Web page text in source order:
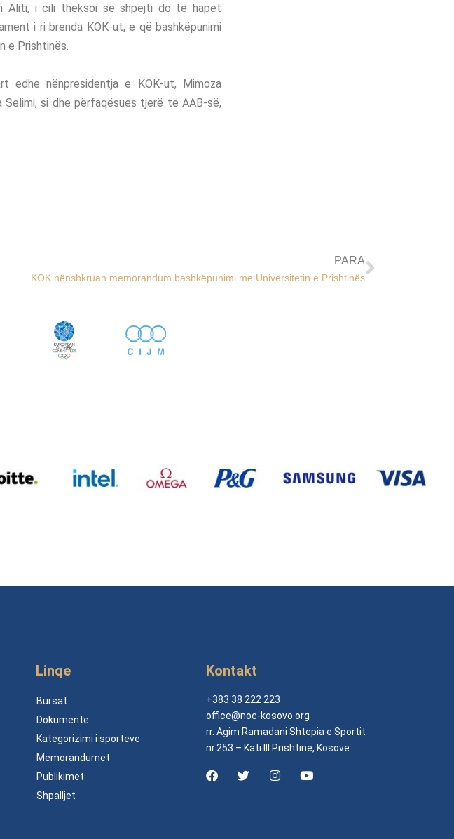
Aliti, i cili theksoi së shpejti do të hapet
i ri brenda KOK-ut, e që bashkëpunimi
e Prishtinës.
edhe nënpresidentja e KOK-ut, Mimoza
Selimi, si dhe përfaqësues tjerë të AAB-së,
PARA
KOK nënshkruan memorandum bashkëpunimi me Universitetin e Prishtinës
Linqe
Bursat
Dokumente
Kategorizimi i sporteve
Memorandumet
Publikimet
Shpalljet
Kontakt
+383 38 222 223
office@noc-kosovo.org
rr. Agim Ramadani Shtepia e Sportit
nr.253 – Kati III Prishtine, Kosove